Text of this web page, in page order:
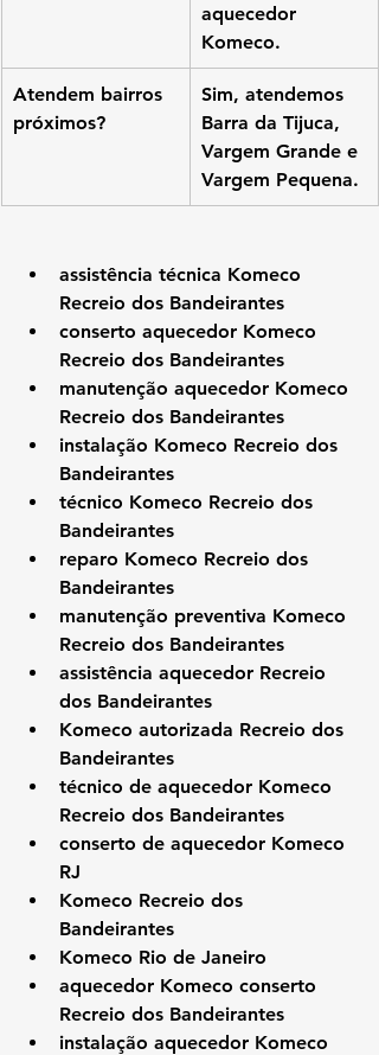
aquecedor
Komeco.
Atendem bairros
próximos?
Sim, atendemos
Barra da Tijuca,
Vargem Grande e
Vargem Pequena.
assistência técnica Komeco
Recreio dos Bandeirantes
conserto aquecedor Komeco
Recreio dos Bandeirantes
manutenção aquecedor Komeco
Recreio dos Bandeirantes
instalação Komeco Recreio dos
Bandeirantes
técnico Komeco Recreio dos
Bandeirantes
reparo Komeco Recreio dos
Bandeirantes
manutenção preventiva Komeco
Recreio dos Bandeirantes
assistência aquecedor Recreio
dos Bandeirantes
Komeco autorizada Recreio dos
Bandeirantes
técnico de aquecedor Komeco
Recreio dos Bandeirantes
conserto de aquecedor Komeco
RJ
Komeco Recreio dos
Bandeirantes
Komeco Rio de Janeiro
aquecedor Komeco conserto
Recreio dos Bandeirantes
instalação aquecedor Komeco